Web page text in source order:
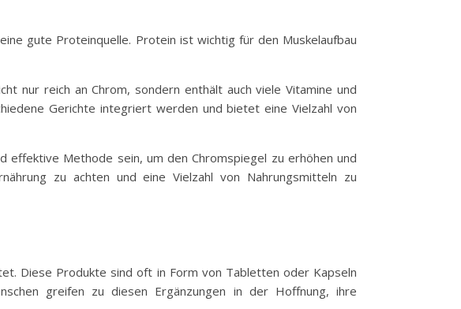
gute Proteinquelle. Protein ist wichtig für den Muskelaufbau
nur reich an Chrom, sondern enthält auch viele Vitamine und
Gerichte integriert werden und bietet eine Vielzahl von
effektive Methode sein, um den Chromspiegel zu erhöhen und
zu achten und eine Vielzahl von Nahrungsmitteln zu
Diese Produkte sind oft in Form von Tabletten oder Kapseln
greifen zu diesen Ergänzungen in der Hoffnung, ihre